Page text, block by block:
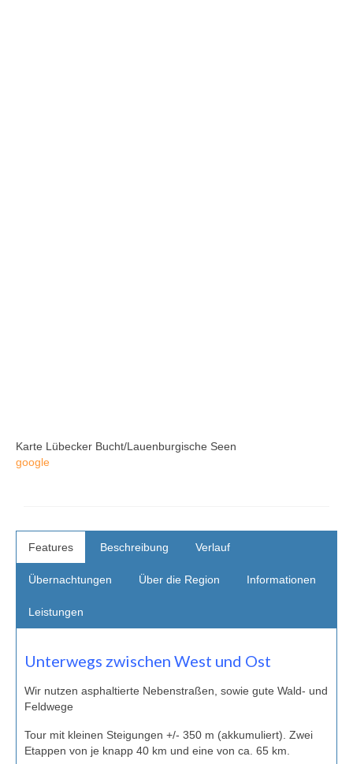
Karte Lübecker Bucht/Lauenburgische Seen
google
Features Beschreibung Verlauf
Übernachtungen Über die Region Informationen
Leistungen
Unterwegs zwischen West und Ost
Wir nutzen asphaltierte Nebenstraßen, sowie gute Wald- und
Feldwege
Tour mit kleinen Steigungen +/- 350 m (akkumuliert). Zwei
Etappen von je knapp 40 km und eine von ca. 65 km.